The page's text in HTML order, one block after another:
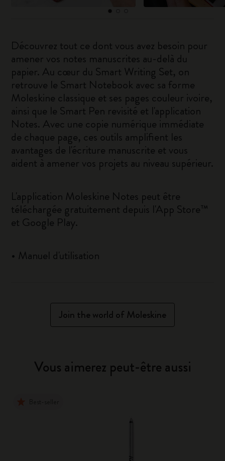
Découvrez tout ce dont vous avez besoin pour
amener vos notes manuscrites au-delà du
papier. Au cœur du Smart Writing Set, on
retrouve le Smart Notebook avec sa forme
Moleskine classique et ses pages couleur ivoire,
ainsi que le Smart Pen revisité et l'application
Notes. Avec une copie numérique immédiate
de chaque page, ces outils amplifient les
avantages de l'écriture manuscrite et vous
aident à amener vos projets au niveau supérieur.
L'application Moleskine Notes peut être
téléchargée gratuitement depuis l'App Store™
et Google Play.
• Manuel d'utilisation
Join the world of Moleskine
Vous aimerez peut-être aussi